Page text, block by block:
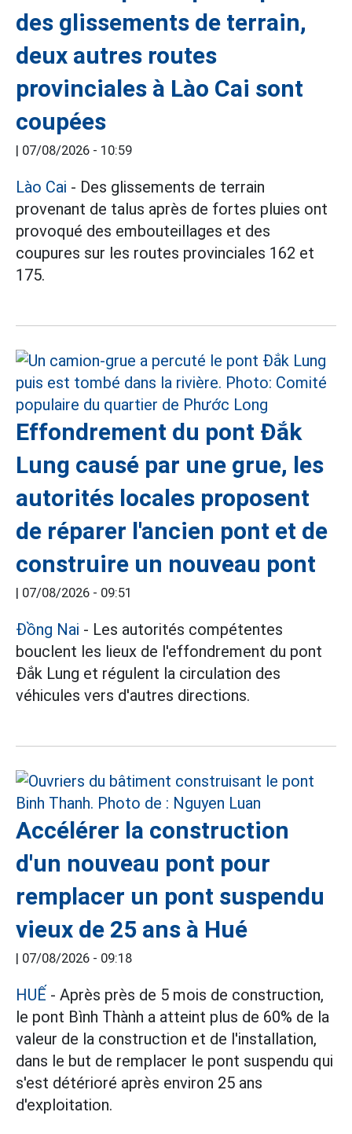
des glissements de terrain,
deux autres routes
provinciales à Lào Cai sont
coupées
| 07/08/2026 - 10:59
Lào Cai - Des glissements de terrain
provenant de talus après de fortes pluies ont
provoqué des embouteillages et des
coupures sur les routes provinciales 162 et
175.
Effondrement du pont Đắk
Lung causé par une grue, les
autorités locales proposent
de réparer l'ancien pont et de
construire un nouveau pont
| 07/08/2026 - 09:51
Đồng Nai - Les autorités compétentes
bouclent les lieux de l'effondrement du pont
Đắk Lung et régulent la circulation des
véhicules vers d'autres directions.
Accélérer la construction
d'un nouveau pont pour
remplacer un pont suspendu
vieux de 25 ans à Hué
| 07/08/2026 - 09:18
HUẾ - Après près de 5 mois de construction,
le pont Bình Thành a atteint plus de 60% de la
valeur de la construction et de l'installation,
dans le but de remplacer le pont suspendu qui
s'est détérioré après environ 25 ans
d'exploitation.